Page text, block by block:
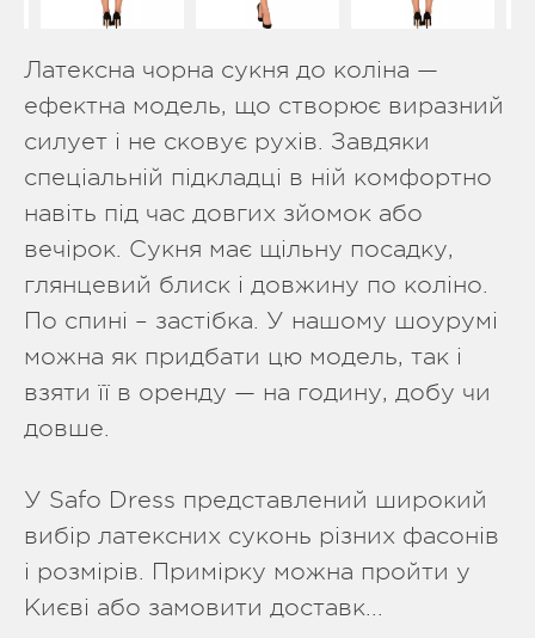
Латексна чорна сукня до коліна —
ефектна модель, що створює виразний
силует і не сковує рухів. Завдяки
спеціальній підкладці в ній комфортно
навіть під час довгих зйомок або
вечірок. Сукня має щільну посадку,
глянцевий блиск і довжину по коліно.
По спині – застібка. У нашому шоурумі
можна як придбати цю модель, так і
взяти її в оренду — на годину, добу чи
довше.
У Safo Dress представлений широкий
вибір латексних суконь різних фасонів
і розмірів. Примірку можна пройти у
Києві або замовити доставк...